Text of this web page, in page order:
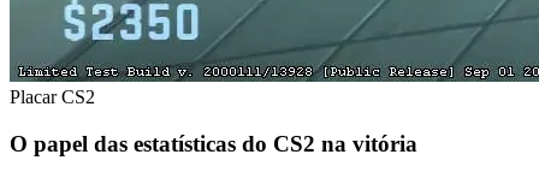
Placar CS2
O papel das estatísticas do CS2 na vitória